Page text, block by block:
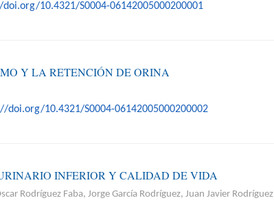
10.4321/S0004-06142005000200001
Y LA RETENCIÓN DE ORINA
doi.org/10.4321/S0004-06142005000200002
INFERIOR Y CALIDAD DE VIDA
Rodríguez Faba, Jorge García Rodríguez, Juan Javier